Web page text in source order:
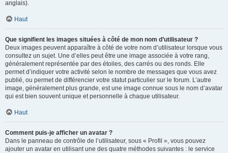
anglais).
Haut
Que signifient les images situées à côté de mon nom d’utilisateur ?
Deux images peuvent apparaître à côté de votre nom d’utilisateur lorsque vous
consultez un sujet. Une d’elles peut être une image associée à votre rang,
généralement représentée par des étoiles, des carrés ou des ronds. Elle
permet d’indiquer votre activité selon le nombre de messages que vous avez
publié, ou permet de différencier votre statut particulier sur le forum. L’autre
image, généralement plus grande, est une image connue sous le nom d’avatar
qui est bien souvent unique et personnelle à chaque utilisateur.
Haut
Comment puis-je afficher un avatar ?
Dans le panneau de contrôle de l’utilisateur, sous « Profil », vous pouvez
ajouter un avatar en utilisant une des quatre méthodes suivantes : le service